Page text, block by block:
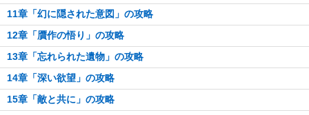
11章「幻に隠された意図」の攻略
12章「贋作の悟り」の攻略
13章「忘れられた遺物」の攻略
14章「深い欲望」の攻略
15章「敵と共に」の攻略